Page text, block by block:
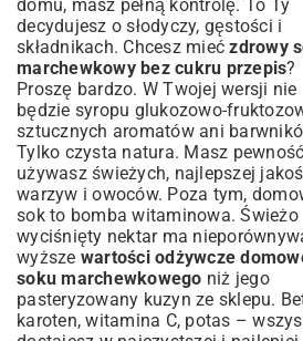
domu, masz pełną kontrolę. To Ty
decydujesz o słodyczy, gęstości i
składnikach. Chcesz miećzdrowy
marchewkowy bez cukru przepis?
Proszę bardzo. W Twojej wersji nie
będzie syropu glukozowo-
sztucznych aromatów ani
Tylko czysta natura. Masz
używasz świeżych, najlepszej
warzyw i owoców. Poza tym,
sok to bomba witaminowa. Świeżo
wyciśnięty nektar ma
wyższe wartości odżywcze
soku marchewkowego niż jego
pasteryzowany kuzyn ze sklepu.
karoten, witamina C, potas –